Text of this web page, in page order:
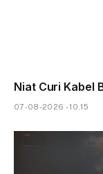
Niat Curi Kabel
07-08-2026 - 10.15